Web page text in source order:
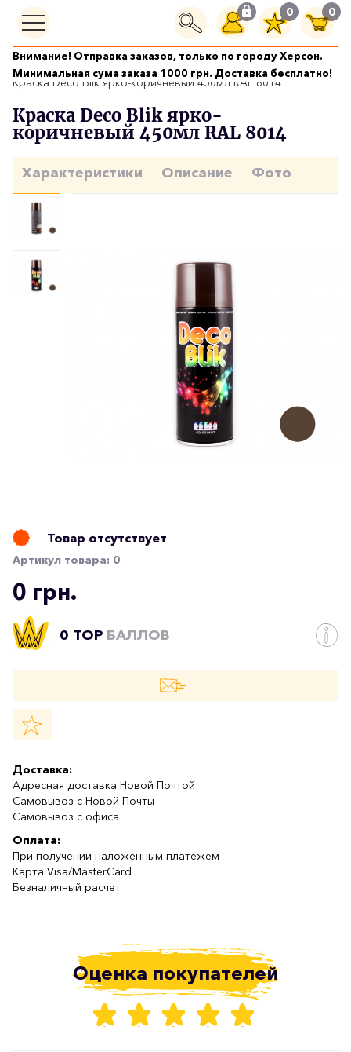
0 0
Внимание! Отправка заказов, только по городу Херсон.
Минимальная сума заказа 1000 грн. Доставка бесплатно!
Краски аэрозольные
Краска Deco Blik ярко-коричневый 450мл RAL 8014
Краска Deco Blik ярко-
коричневый 450мл RAL 8014
Характеристики Описание Фото
Товар отсутствует
Артикул товара: 0
0 грн.
0 TOP БАЛЛОВ
Доставка:
Адресная доставка Новой Почтой
Самовывоз с Новой Почты
Самовывоз с офиса
Оплата:
При получении наложенным платежем
Карта Visa/MasterCard
Безналичный расчет
Оценка покупателей